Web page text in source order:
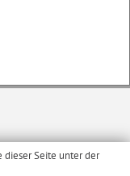
dieser Seite unter der